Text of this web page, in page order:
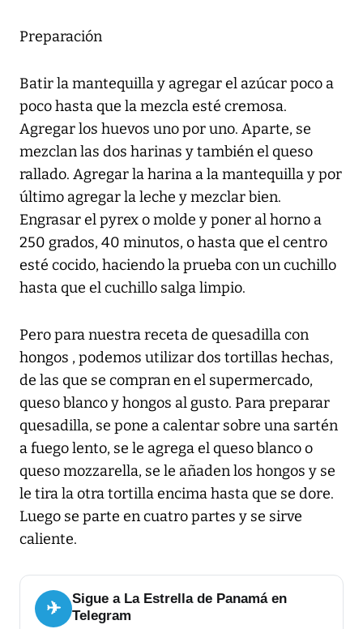
Preparación
Batir la mantequilla y agregar el azúcar poco a
poco hasta que la mezcla esté cremosa.
Agregar los huevos uno por uno. Aparte, se
mezclan las dos harinas y también el queso
rallado. Agregar la harina a la mantequilla y por
último agregar la leche y mezclar bien.
Engrasar el pyrex o molde y poner al horno a
250 grados, 40 minutos, o hasta que el centro
esté cocido, haciendo la prueba con un cuchillo
hasta que el cuchillo salga limpio.
Pero para nuestra receta de quesadilla con
hongos , podemos utilizar dos tortillas hechas,
de las que se compran en el supermercado,
queso blanco y hongos al gusto. Para preparar
quesadilla, se pone a calentar sobre una sartén
a fuego lento, se le agrega el queso blanco o
queso mozzarella, se le añaden los hongos y se
le tira la otra tortilla encima hasta que se dore.
Luego se parte en cuatro partes y se sirve
caliente.
✈
Sigue a La Estrella de Panamá en
Telegram